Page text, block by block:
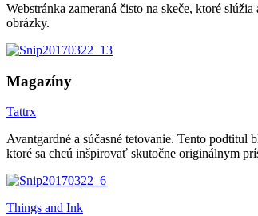
Webstránka zameraná čisto na skeče, ktoré
obrázky.
Magazíny
Tattrx
Avantgardné a súčasné tetovanie. Tento podtitul
ktoré sa chcú inšpirovať skutočne originálnym
Things and Ink